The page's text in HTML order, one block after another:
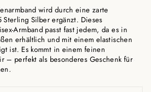
wird durch eine zarte
Sterling Silber ergänzt. Dieses
Armband passt fast jedem, da es in
erhältlich und mit einem elastischen
ist. Es kommt in einem feinen
– perfekt als besonderes Geschenk für